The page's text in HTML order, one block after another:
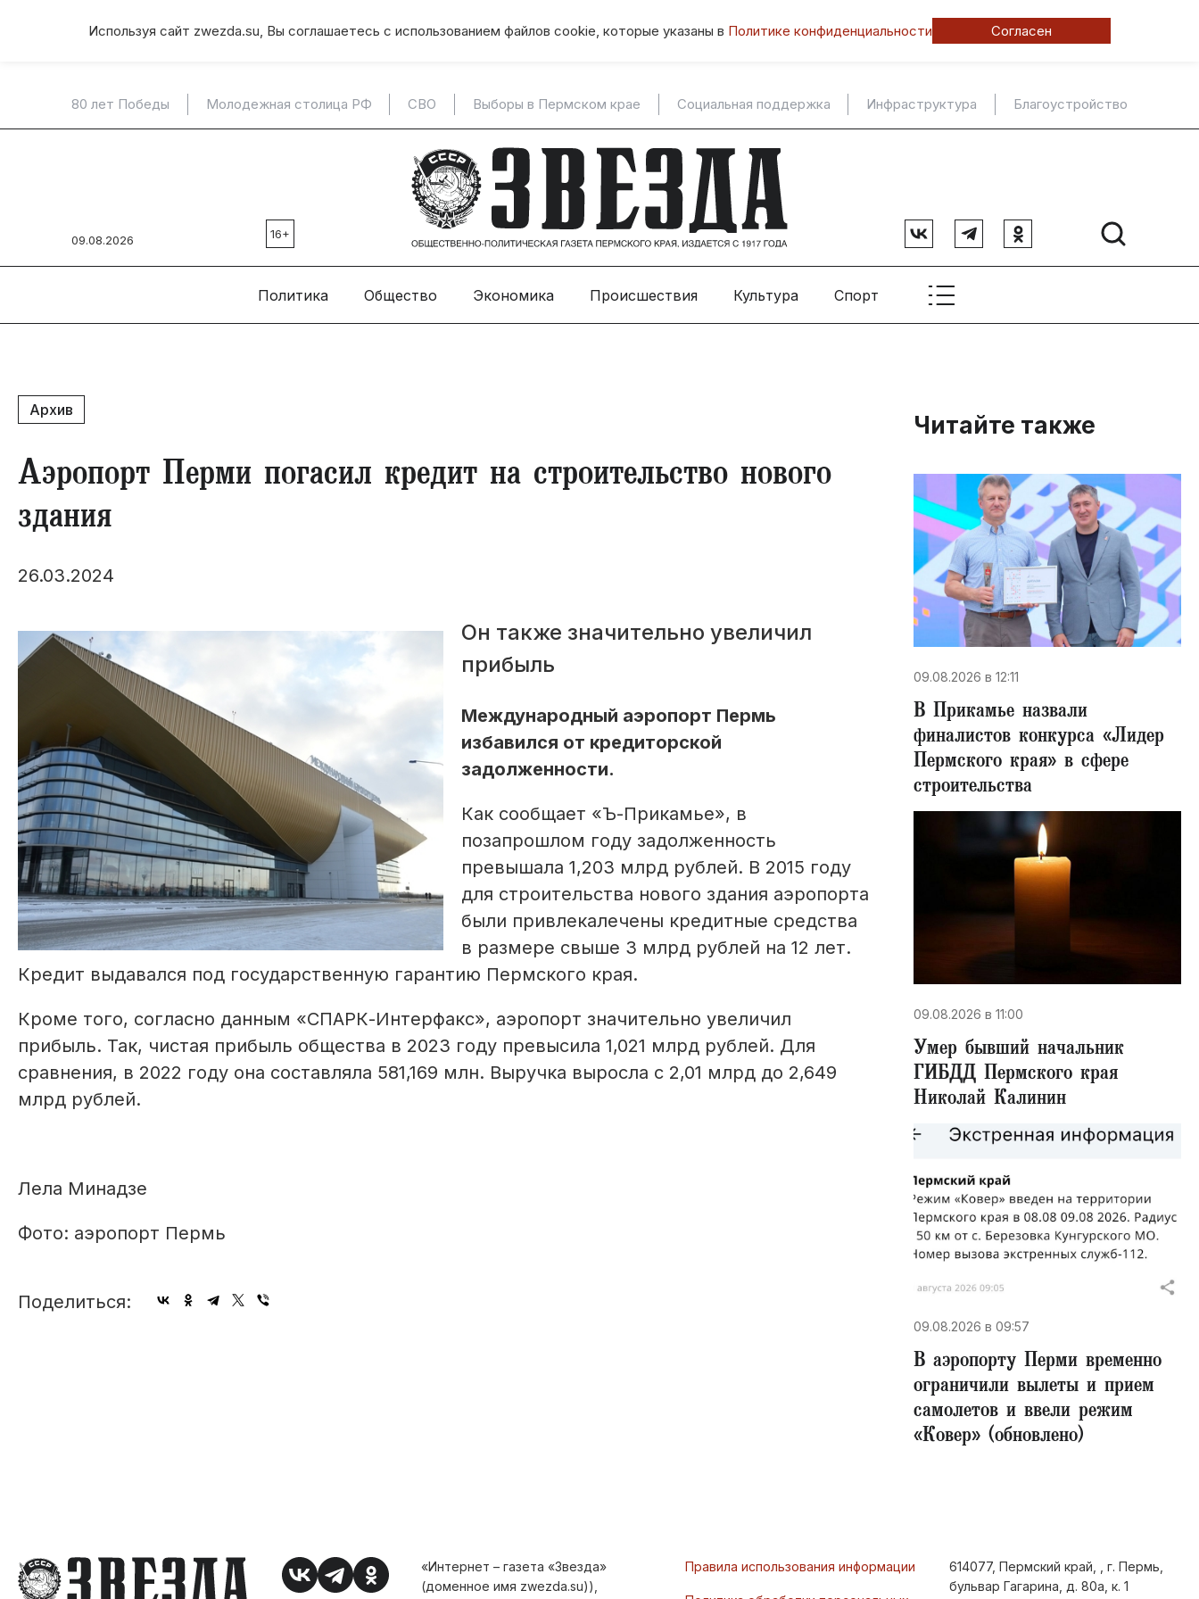
Используя сайт zwezda.su, Вы соглашаетесь с использованием файлов cookie, которые указаны в Политике конфиденциальности Согласен
80 лет Победы Молодежная столица РФ СВО Выборы в Пермском крае Социальная поддержка Инфраструктура Благоустройство
09.08.2026 16+
Политика Общество Экономика Происшествия Культура Спорт
Архив
Аэропорт Перми погасил кредит на строительство нового
здания
26.03.2024
Он также значительно увеличил
прибыль
Международный аэропорт Пермь
избавился от кредиторской
задолженности.
Как сообщает «Ъ-Прикамье», в
позапрошлом году задолженность
превышала 1,203 млрд рублей. В 2015 году
для строительства нового здания аэропорта
были привлекалечены кредитные средства
в размере свыше 3 млрд рублей на 12 лет.
Кредит выдавался под государственную гарантию Пермского края.
Кроме того, согласно данным «СПАРК-Интерфакс», аэропорт значительно увеличил
прибыль. Так, чистая прибыль общества в 2023 году превысила 1,021 млрд рублей. Для
сравнения, в 2022 году она составляла 581,169 млн. Выручка выросла с 2,01 млрд до 2,649
млрд рублей.
Лела Минадзе
Фото: аэропорт Пермь
Поделиться:
Читайте также
09.08.2026 в 12:11
В Прикамье назвали
финалистов конкурса «Лидер
Пермского края» в сфере
строительства
09.08.2026 в 11:00
Умер бывший начальник
ГИБДД Пермского края
Николай Калинин
09.08.2026 в 09:57
В аэропорту Перми временно
ограничили вылеты и прием
самолетов и ввели режим
«Ковер» (обновлено)
«Интернет – газета «Звезда»
(доменное имя zwezda.su)),
Правила использования информации
614077, Пермский край, , г. Пермь,
бульвар Гагарина, д. 80а, к. 1